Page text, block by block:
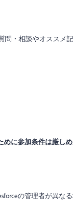
問・相談やオススメ
に参加条件は厳し
の管理者が異な